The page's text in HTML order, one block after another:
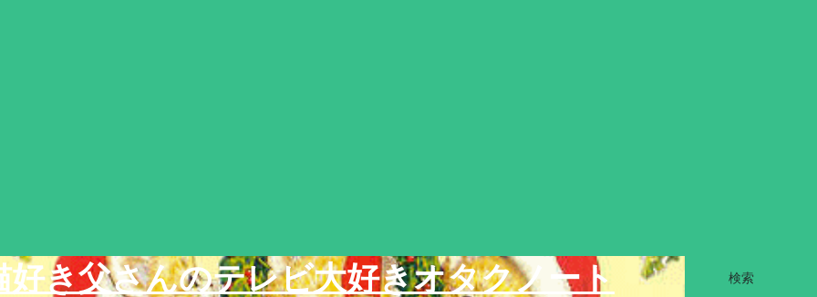
検索
好き父さんのテレビ大好きオタクノート